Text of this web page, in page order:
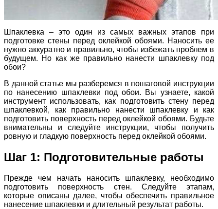
Шпаклевка – это один из самых важных этапов при
подготовке стены перед оклейкой обоями. Наносить ее
нужно аккуратно и правильно, чтобы избежать проблем в
будущем. Но как же правильно нанести шпаклевку под
обои?
В данной статье мы разберемся в пошаговой инструкции
по нанесению шпаклевки под обои. Вы узнаете, какой
инструмент использовать, как подготовить стену перед
шпаклевкой, как правильно нанести шпаклевку и как
подготовить поверхность перед оклейкой обоями. Будьте
внимательны и следуйте инструкции, чтобы получить
ровную и гладкую поверхность перед оклейкой обоями.
Шаг 1: Подготовительные работы
Прежде чем начать наносить шпаклевку, необходимо
подготовить поверхность стен. Следуйте этапам,
которые описаны далее, чтобы обеспечить правильное
нанесение шпаклевки и длительный результат работы.